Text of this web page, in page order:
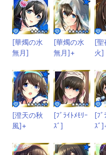
[華燭の水
無月]
[華燭の水
無月]+
[
火]
[澄天の秋
風]+
[ﾌﾞﾗｲﾄﾒﾓﾘｰ
ｽﾞ]
[ﾌﾞ
ｽﾞ